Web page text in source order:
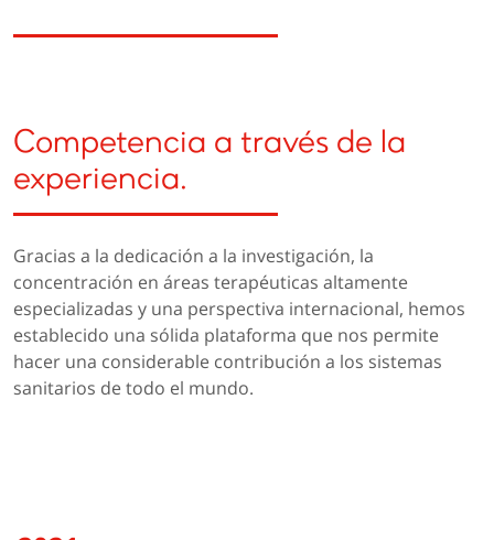
Competencia a través de la
experiencia.
Gracias a la dedicación a la investigación, la
concentración en áreas terapéuticas altamente
especializadas y una perspectiva internacional, hemos
establecido una sólida plataforma que nos permite
hacer una considerable contribución a los sistemas
sanitarios de todo el mundo.